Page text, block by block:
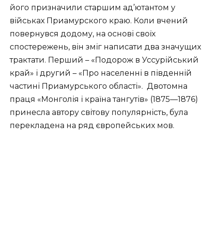
його призначили старшим ад’ютантом у
військах Приамурского краю. Коли вчений
повернувся додому, на основі своїх
спостережень, він зміг написати два значущих
трактати. Перший – «Подорож в Уссурійський
край» і другий – «Про населенні в південній
частині Приамурського області». Двотомна
праця «Монголія і країна тангутів» (1875—1876)
принесла автору світову популярність, була
перекладена на ряд європейських мов.